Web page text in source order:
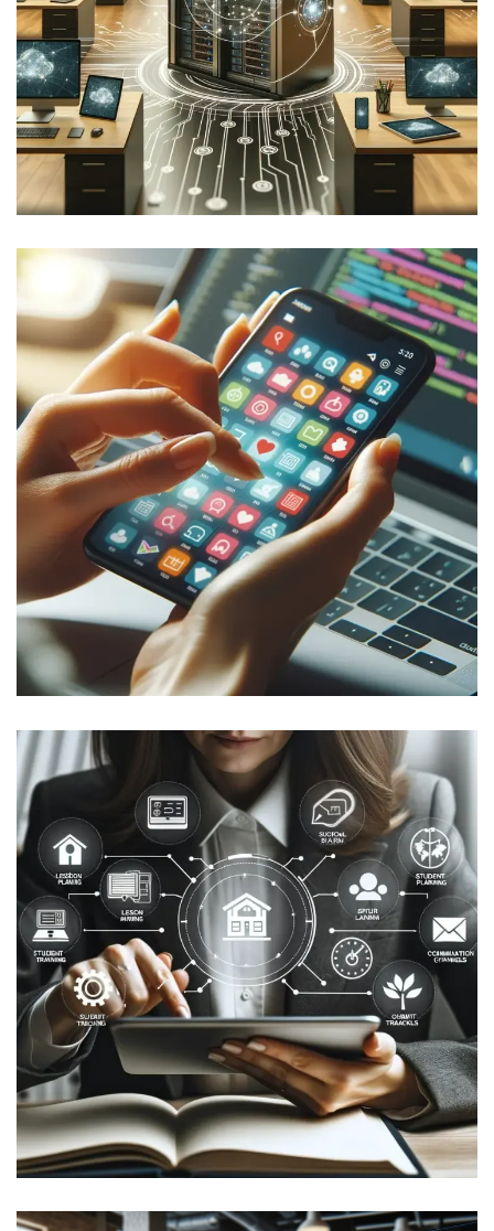
BIソリューション提供
BI SOLUTION
スマホアプリ開発
DEVELOPMENT / MOBILE APPS
校務支援システム開発
DEVELOPMENT / SYSTEMS